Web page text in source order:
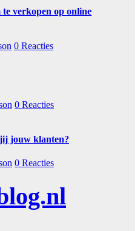
te verkopen op online
0 Reacties
0 Reacties
jij jouw klanten?
0 Reacties